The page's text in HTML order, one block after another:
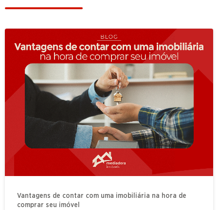
Vantagens de contar com uma imobiliária na hora de
comprar seu imóvel